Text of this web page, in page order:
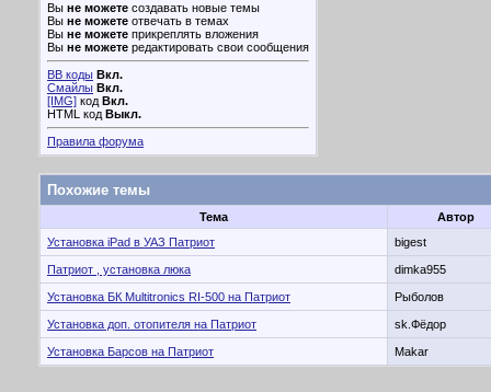
Вы не можете создавать новые темы
Вы не можете отвечать в темах
Вы не можете прикреплять вложения
Вы не можете редактировать свои сообщения
BB коды Вкл.
Смайлы Вкл.
[IMG] код Вкл.
HTML код Выкл.
Правила форума
Похожие темы
Тема
Автор
Установка iPad в УАЗ Патриот
bigest
Патриот , установка люка dimka955
Установка БК Multitronics RI-500 на Патриот Рыболов
Установка доп. отопителя на Патриот sk.Фёдор
Установка Барсов на Патриот Makar